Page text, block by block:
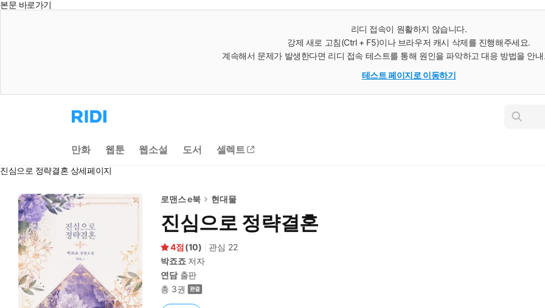
본문 바로가기
리디 접속이 원활하지 않습니다.
강제 새로 고침(Ctrl + F5)이나 브라우저 캐시 삭제를 진행해주세요.
계속해서 문제가 발생한다면 리디 접속 테스트를 통해 원인을 파악하고 대응 방법을 안
테스트 페이지로 이동하기
리
디
으
로
동
인
만화 웹툰 웹소설 도서 셀렉트
진심으로 정략결혼 상세페이지
로맨스 e북 현대물
진심으로 정략결혼
4 (10) 관심 22
박죠죠저자
연담출판
총 3권